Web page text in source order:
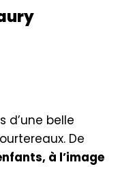
d’une belle
De
à l’image